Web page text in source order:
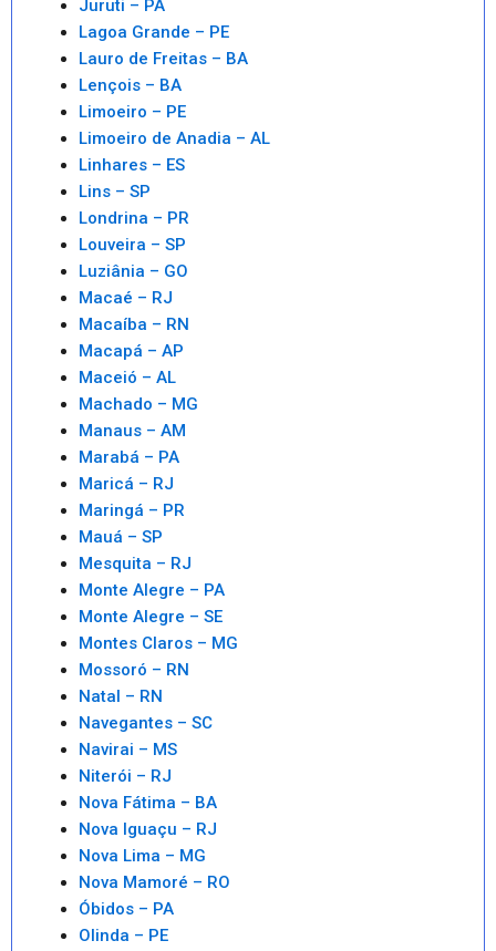
Juruti – PA
Lagoa Grande – PE
Lauro de Freitas – BA
Lençois – BA
Limoeiro – PE
Limoeiro de Anadia – AL
Linhares – ES
Lins – SP
Londrina – PR
Louveira – SP
Luziânia – GO
Macaé – RJ
Macaíba – RN
Macapá – AP
Maceió – AL
Machado – MG
Manaus – AM
Marabá – PA
Maricá – RJ
Maringá – PR
Mauá – SP
Mesquita – RJ
Monte Alegre – PA
Monte Alegre – SE
Montes Claros – MG
Mossoró – RN
Natal – RN
Navegantes – SC
Navirai – MS
Niterói – RJ
Nova Fátima – BA
Nova Iguaçu – RJ
Nova Lima – MG
Nova Mamoré – RO
Óbidos – PA
Olinda – PE